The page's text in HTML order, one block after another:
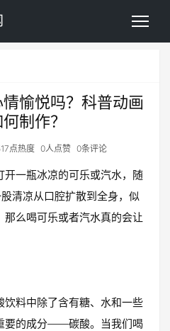
愉悦吗？科普动画
制作？
点热度 0人点赞 0条评论
一瓶冰凉的可乐或汽水，随
清凉从口腔扩散到全身，似
么喝可乐或者汽水真的会让
料中除了含有糖、水和一些
要的成分——碳酸。当我们喝